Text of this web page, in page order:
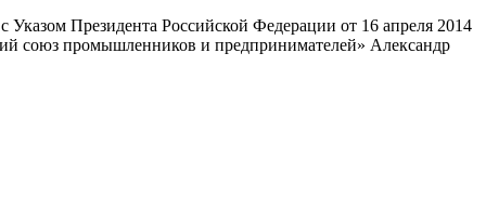
Президента Российской Федерации от 16 апреля 2014
союз промышленников и предпринимателей» Александр